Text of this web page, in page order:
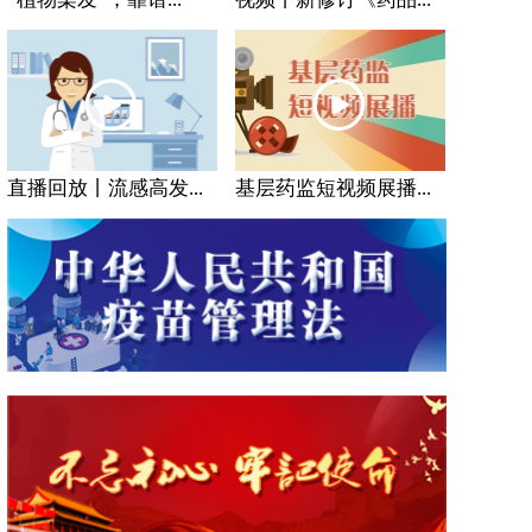
直播回放丨流感高发... 基层药监短视频展播...